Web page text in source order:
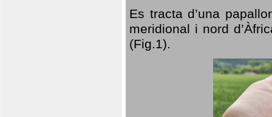
Es tracta d’una
meridional i nord
(Fig.1).